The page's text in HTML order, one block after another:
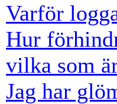
Varför
Hur
vilka som
Jag har